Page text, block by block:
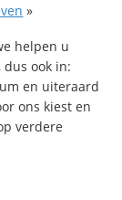
»
helpen u
ook in:
en uiteraard
ons kiest en
verdere